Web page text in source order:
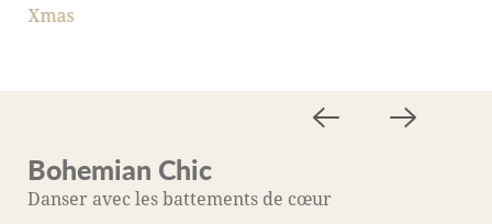
Xmas
Bohemian Chic
Danser avec les battements de cœur